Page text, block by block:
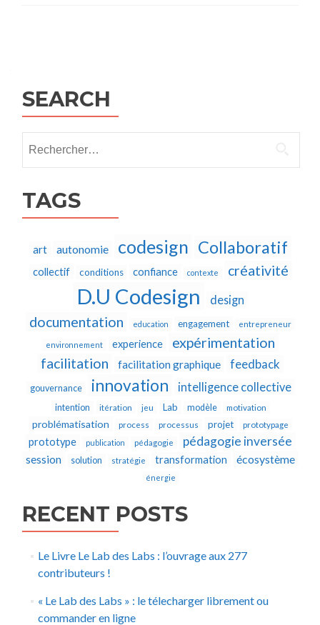
SEARCH
TAGS
art autonomie codesign Collaboratif
collectif conditions confiance contexte créativité
D.U Codesign design
documentation education engagement entrepreneur
environnement experience
expérimentation
facilitation
facilitation graphique feedback
gouvernance innovation intelligence collective
intention itération jeu Lab modèle motivation
problématisation process processus projet prototypage
prototype publication pédagogie pédagogie inversée
session solution stratégie transformation écosystème
énergie
RECENT POSTS
Le Livre Le Lab des Labs : l’ouvrage aux 277
contributeurs !
« Le Lab des Labs » : le télecharger librement ou
commander en ligne